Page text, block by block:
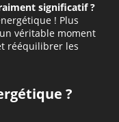
significatif ?
! Plus
véritable moment
rééquilibrer les
?